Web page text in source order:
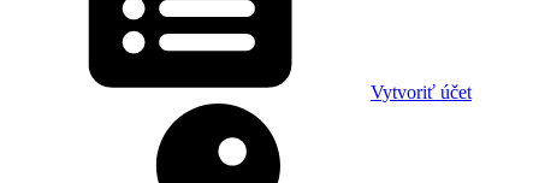
Vytvoriť účet